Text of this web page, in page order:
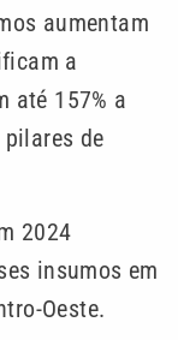
aumentam
a
até 157% a
de
2024
insumos em
Oeste.